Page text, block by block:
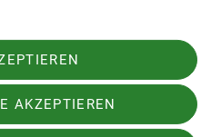
AKZEPTIEREN